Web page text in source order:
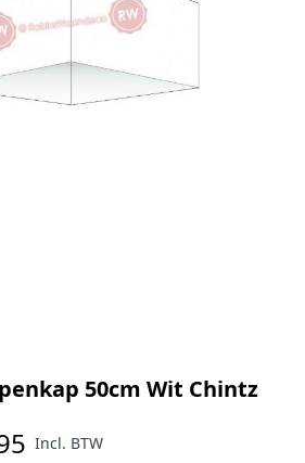
50cm Wit Chintz
Incl. BTW